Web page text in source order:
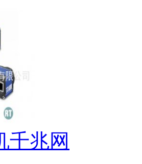
千兆网